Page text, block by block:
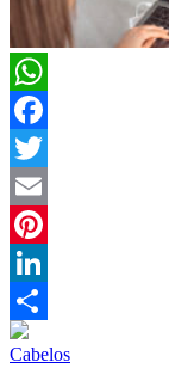
WhatsApp
Facebook
Twitter
Email
Pinterest
LinkedIn
Compartilhar
Cabelos